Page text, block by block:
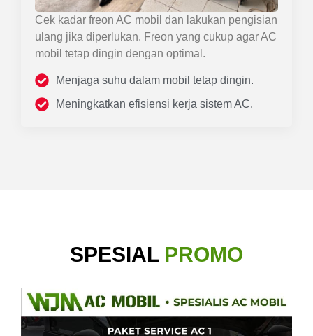
Cek kadar freon AC mobil dan lakukan pengisian
ulang jika diperlukan. Freon yang cukup agar AC
mobil tetap dingin dengan optimal.
Menjaga suhu dalam mobil tetap dingin.
Meningkatkan efisiensi kerja sistem AC.
SPESIAL PROMO